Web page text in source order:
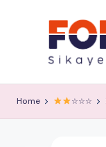
Home ☆☆☆